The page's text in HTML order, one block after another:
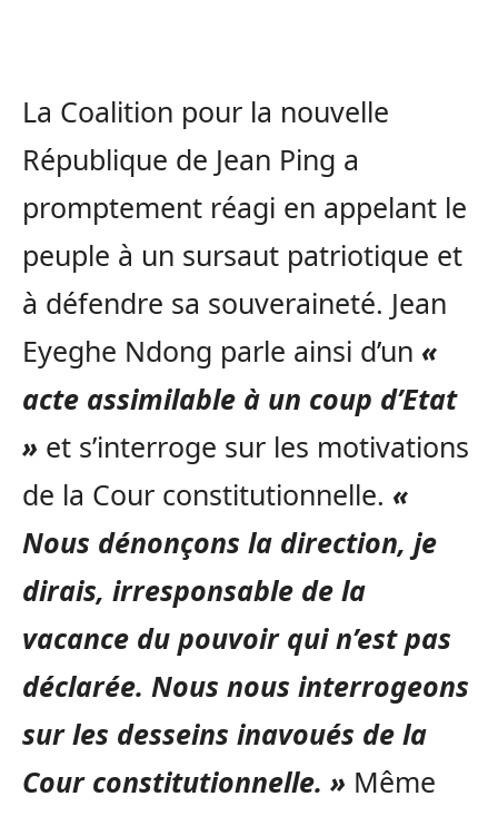
La Coalition pour la nouvelle
République de Jean Ping a
promptement réagi en appelant le
peuple à un sursaut patriotique et
à défendre sa souveraineté. Jean
Eyeghe Ndong parle ainsi d’un «
acte assimilable à un coup d’Etat
» et s’interroge sur les motivations
de la Cour constitutionnelle. «
Nous dénonçons la direction, je
dirais, irresponsable de la
vacance du pouvoir qui n’est pas
déclarée. Nous nous interrogeons
sur les desseins inavoués de la
Cour constitutionnelle. » Même